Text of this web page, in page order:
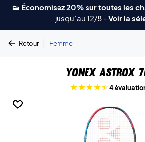
👟 Économisez 20% sur toutes les
jusqu´au 12/8 -Voir la
Retour | Femme
Yonex Astrox
4